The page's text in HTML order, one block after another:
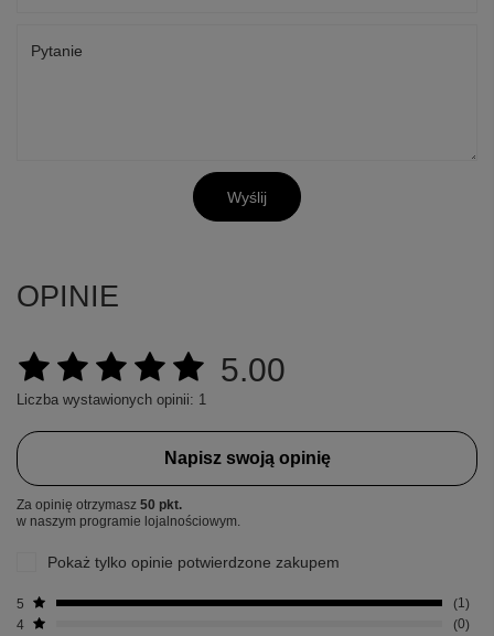
Pytanie
Wyślij
OPINIE
5.00
Liczba wystawionych opinii: 1
Napisz swoją opinię
Za opinię otrzymasz 50 pkt.
w naszym programie lojalnościowym.
Pokaż tylko opinie potwierdzone zakupem
5
1
4
0